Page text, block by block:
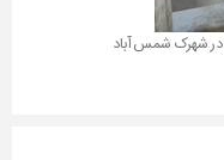
در شهرک شمس آباد